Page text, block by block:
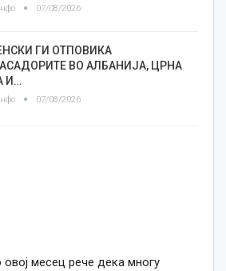
07/08/2026
ГИ ОТПОВИКА
ВО АЛБАНИЈА, ЦРНА
И…
07/08/2026
овој месец рече дека многу